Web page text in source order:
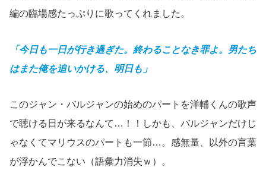
編の臨場感たっぷりに歌ってくれました。
「今日も一日が行き過ぎた。終わることなき罪よ。男たち
はまた俺を追いかける、明日も」
このジャン・バルジャンの始めのパートを洋輔くんの歌声
で聴ける日が来るなんて…！！しかも、バルジャンだけじ
ゃなくてマリウスのパートも一節…。感無量、以外の言葉
が浮かんでこない（語彙力消失ｗ）。